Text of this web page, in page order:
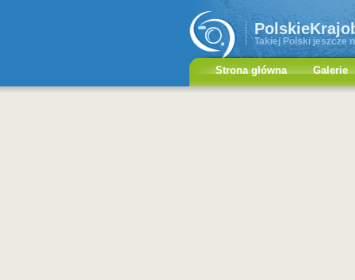
Takiej Polski jeszcze
Strona główna Galerie